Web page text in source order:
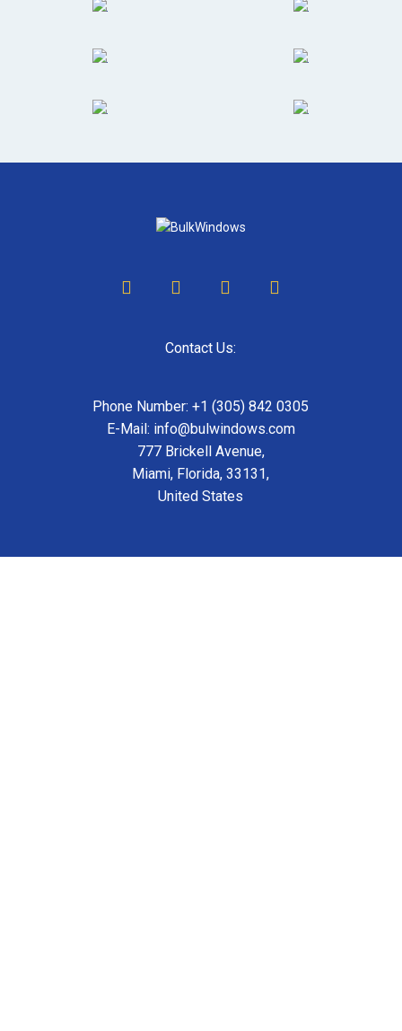
Contact Us:
Phone Number: +1 (305) 842 0305
E-Mail: info@bulwindows.com
777 Brickell Avenue,
Miami, Florida, 33131,
United States